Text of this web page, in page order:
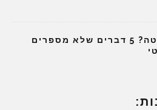
הוזמנתם לשבוע ביאכטה? 5 דברים שלא מספרים